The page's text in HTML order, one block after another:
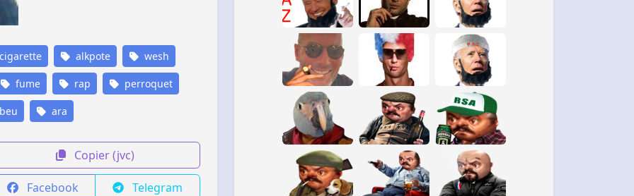
alkpote wesh
fume rap perroquet
ara
Copier (jvc)
Facebook Telegram